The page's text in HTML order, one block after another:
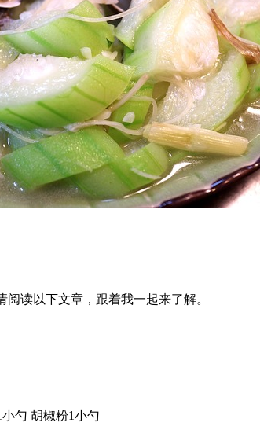
读以下文章，跟着我一起来了解。
勺 胡椒粉1小勺